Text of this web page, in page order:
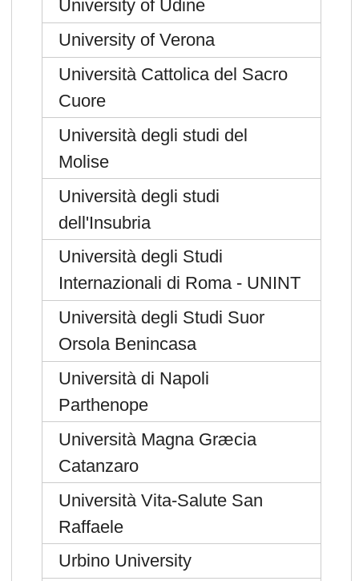
University of Udine
University of Verona
Università Cattolica del Sacro
Cuore
Università degli studi del
Molise
Università degli studi
dell'Insubria
Università degli Studi
Internazionali di Roma - UNINT
Università degli Studi Suor
Orsola Benincasa
Università di Napoli
Parthenope
Università Magna Græcia
Catanzaro
Università Vita-Salute San
Raffaele
Urbino University